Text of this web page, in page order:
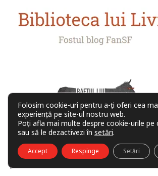
COMUNITATE
Folosim cookie-uri pentru a-ți oferi cea
experiență pe site-ul nostru web.
Poți afla mai multe despre cookie-urile pe
sau să le dezactivezi în setări.
Accept Respinge Setări